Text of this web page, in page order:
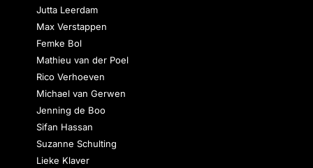
Jutta Leerdam
Max Verstappen
Femke Bol
Mathieu van der Poel
Rico Verhoeven
Michael van Gerwen
Jenning de Boo
Sifan Hassan
Suzanne Schulting
Lieke Klaver